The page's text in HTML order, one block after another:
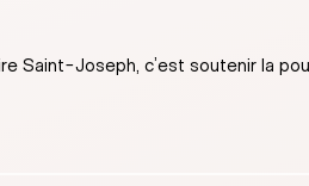
Saint-Joseph, c’est soutenir la